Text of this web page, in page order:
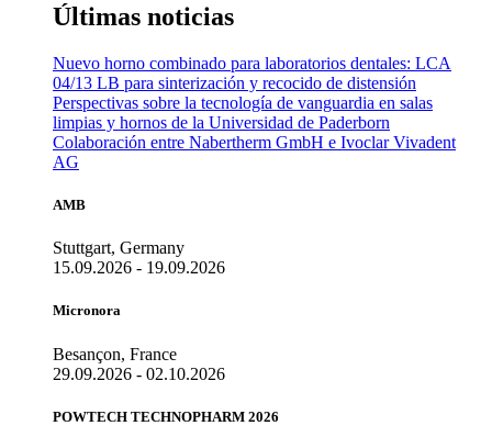
Últimas noticias
Nuevo horno combinado para laboratorios dentales: LCA
04/13 LB para sinterización y recocido de distensión
Perspectivas sobre la tecnología de vanguardia en salas
limpias y hornos de la Universidad de Paderborn
Colaboración entre Nabertherm GmbH e Ivoclar Vivadent
AG
AMB
Stuttgart, Germany
15.09.2026 - 19.09.2026
Micronora
Besançon, France
29.09.2026 - 02.10.2026
POWTECH TECHNOPHARM 2026